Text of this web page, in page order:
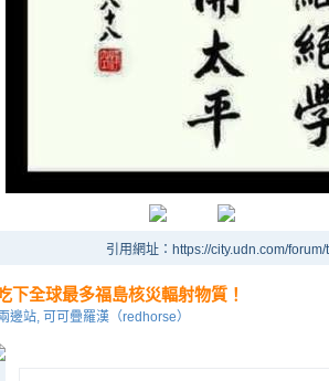
引用網址：https://city.udn.com/
下全球最多福島核災輻射物質！
邊站, 可可疊羅漢（redhorse）